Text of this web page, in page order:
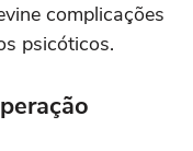
complicações
psicóticos.